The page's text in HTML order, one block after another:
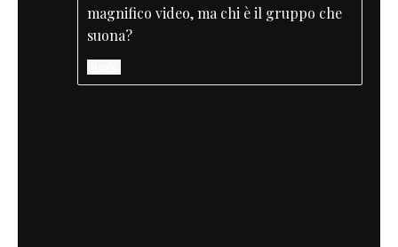
magnifico video, ma chi è il gruppo che
suona?